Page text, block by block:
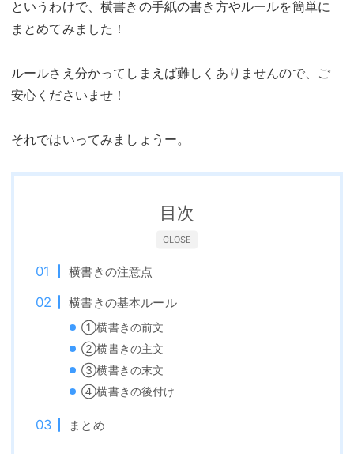
というわけで、横書きの手紙の書き方やルールを簡単に
まとめてみました！
ルールさえ分かってしまえば難しくありませんので、ご
安心くださいませ！
それではいってみましょうー。
CLOSE
目次
横書きの注意点
横書きの基本ルール
①横書きの前文
②横書きの主文
③横書きの末文
④横書きの後付け
まとめ